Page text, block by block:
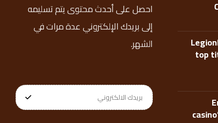
top
احصل على أحدث محتوى يتم تسليمه
إلى بريدك الإلكتروني عدة مرات في
الشهر.